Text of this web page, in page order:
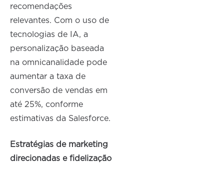
recomendações
relevantes. Com o uso de
tecnologias de IA, a
personalização baseada
na omnicanalidade pode
aumentar a taxa de
conversão de vendas em
até 25%, conforme
estimativas da Salesforce.
Estratégias de marketing
direcionadas e fidelização